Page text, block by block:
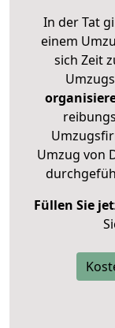
In der Tat
einem
sich Zeit
Umzugs
Umzug von
Füllen Sie